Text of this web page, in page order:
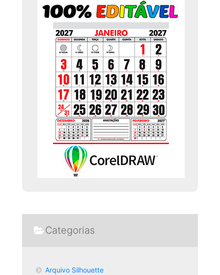
Categorias
Arquivo Silhouette